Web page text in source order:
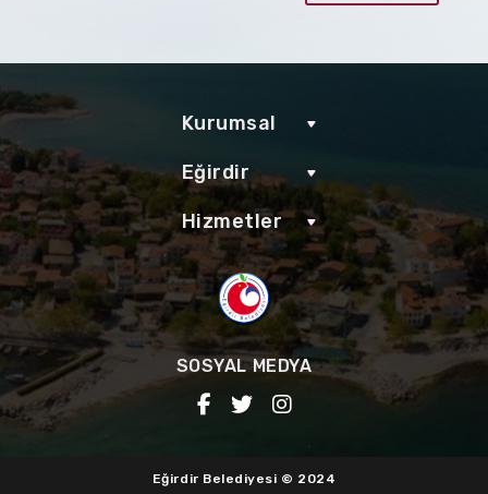
Kurumsal
Eğirdir
Hizmetler
SOSYAL MEDYA
Eğirdir Belediyesi © 2024